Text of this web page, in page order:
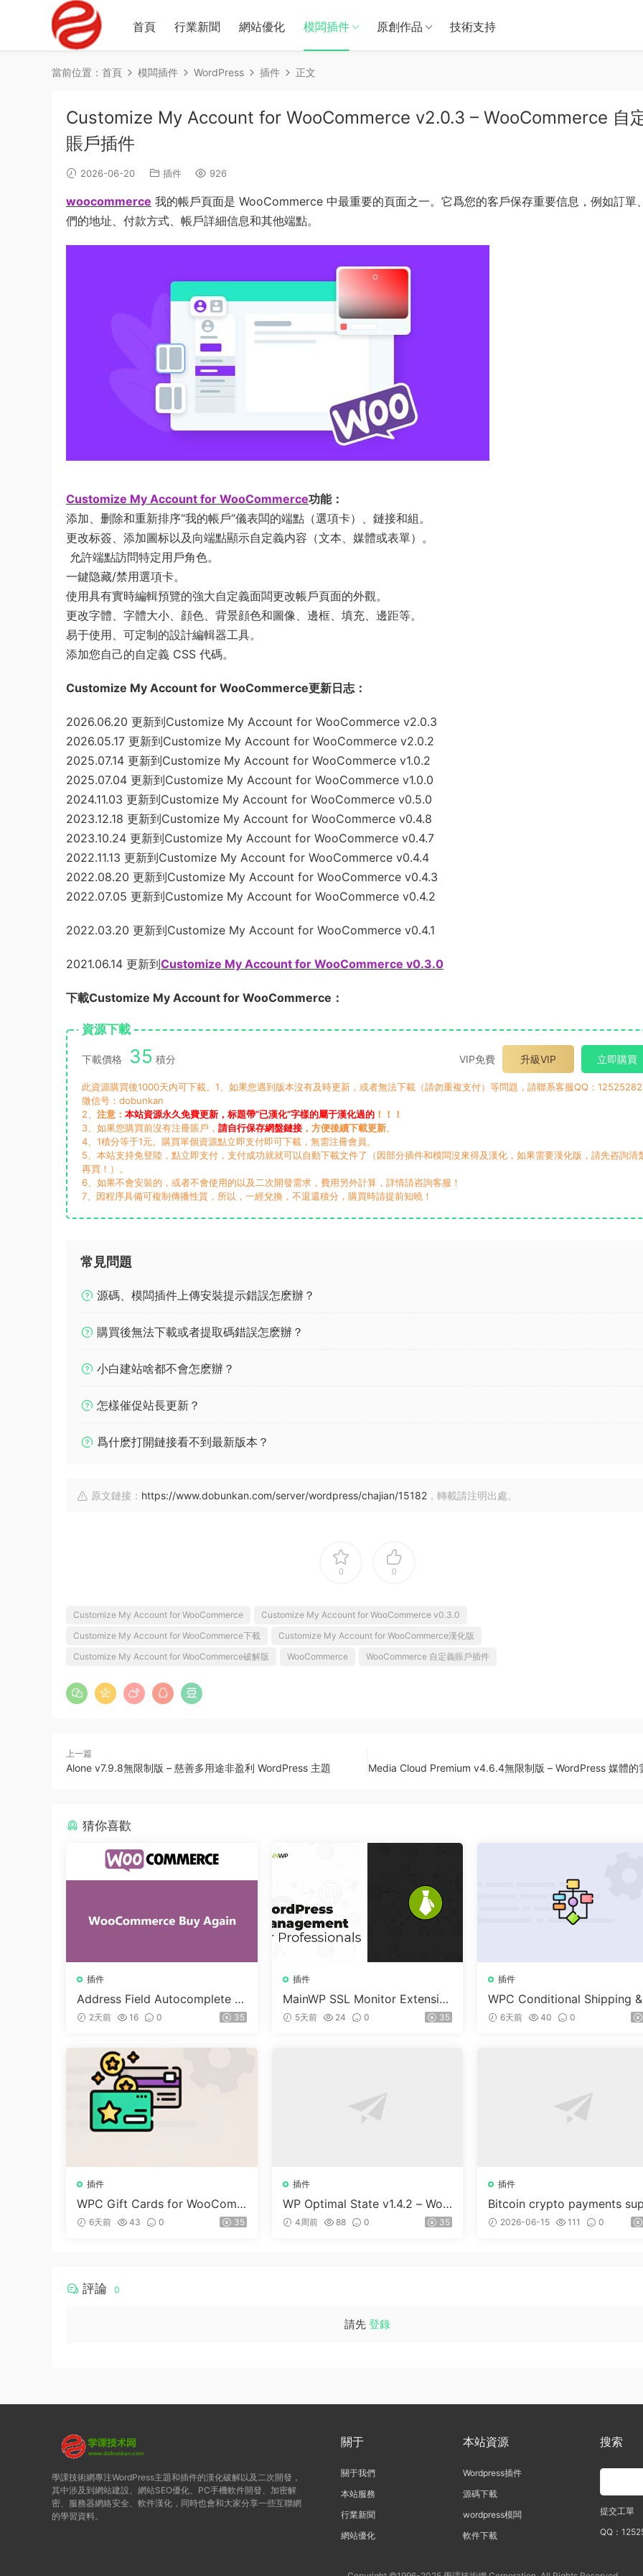
首頁 行業新聞 網站優化 模闆插件 原創作品 技術支持
當前位置： 首頁 模闆插件 WordPress 插件 正文
Customize My Account for WooCommerce v2.0.3 – WooCommerce 自
賬戶插件
2026-06-20 插件 926
woocommerce 我的帳戶頁面是 WooCommerce 中最重要的頁面之一。它爲您的客戶保存重要信息，例如訂單
們的地址、付款方式、帳戶詳細信息和其他端點。
Customize My Account for WooCommerce功能：
添加、删除和重新排序“我的帳戶”儀表闆的端點（選項卡）、鏈接和組。
更改标簽、添加圖标以及向端點顯示自定義内容（文本、媒體或表單）。
允許端點訪問特定用戶角色。
一鍵隐藏/禁用選項卡。
使用具有實時編輯預覽的強大自定義面闆更改帳戶頁面的外觀。
更改字體、字體大小、顔色、背景顔色和圖像、邊框、填充、邊距等。
易于使用、可定制的設計編輯器工具。
添加您自己的自定義 CSS 代碼。
Customize My Account for WooCommerce更新日志：
2026.06.20 更新到Customize My Account for WooCommerce v2.0.3
2026.05.17 更新到Customize My Account for WooCommerce v2.0.2
2025.07.14 更新到Customize My Account for WooCommerce v1.0.2
2025.07.04 更新到Customize My Account for WooCommerce v1.0.0
2024.11.03 更新到Customize My Account for WooCommerce v0.5.0
2023.12.18 更新到Customize My Account for WooCommerce v0.4.8
2023.10.24 更新到Customize My Account for WooCommerce v0.4.7
2022.11.13 更新到Customize My Account for WooCommerce v0.4.4
2022.08.20 更新到Customize My Account for WooCommerce v0.4.3
2022.07.05 更新到Customize My Account for WooCommerce v0.4.2
2022.03.20 更新到Customize My Account for WooCommerce v0.4.1
2021.06.14 更新到Customize My Account for WooCommerce v0.3.0
下載Customize My Account for WooCommerce：
資源下載
下載價格 35 積分 VIP免費 升級VIP 立即購買
此資源購買後1000天内可下載。1、如果您遇到版本沒有及時更新，或者無法下載（請勿重複支付）等問題，請聯系客服QQ：
微信号：dobunkan
2、 注意： 本站資源永久免費更新，标題帶“已漢化”字樣的屬于漢化過的 ！！！
3、如果您購買前沒有注冊賬戶， 請自行保存網盤鏈接 ，方便後續下載更新。
4、1積分等于1元。購買單個資源點立即支付即可下載，無需注冊會員。
5、本站支持免登陸，點立即支付，支付成功就就可以自動下載文件了（因部分插件和模闆沒來得及漢化，如果需要漢化版，請先咨詢清
再買！）。
6、如果不會安裝的，或者不會使用的以及二次開發需求，費用另外計算，詳情請咨詢客服！
7、因程序具備可複制傳播性質，所以，一經兌換，不退還積分，購買時請提前知曉！
常見問題
源碼、模闆插件上傳安裝提示錯誤怎麽辦？
購買後無法下載或者提取碼錯誤怎麽辦？
小白建站啥都不會怎麽辦？
怎樣催促站長更新？
爲什麽打開鏈接看不到最新版本？
原文鏈接： https://www.dobunkan.com/server/wordpress/chajian/15182 ，轉載請注明出處。
0 0
Customize My Account for WooCommerce
Customize My Account for WooCommerce v0.3.0
Customize My Account for WooCommerce下載
Customize My Account for WooCommerce漢化版
Customize My Account for WooCommerce破解版
WooCommerce WooCommerce 自定義賬戶插件
上一篇
Alone v7.9.8無限制版 – 慈善多用途非盈利 WordPress 主題 Media Cloud Premium v4.6.4無限制版 – WordPress 媒體的
猜你喜歡
插件
Address Field Autocomplete F
or WooCommerce v1.3.2
2天前 16 0 35
插件
MainWP SSL Monitor Extensio
n v5.2
5天前 24 0 35
插件
WPC Conditional Shipping
ayments (Premium) v1.0.2
6天前 40 0
插件
WPC Gift Cards for WooCom
merce (Premium) v1.0.2
6天前 43 0 35
插件
WP Optimal State v1.4.2 – Wor
dPress 優化、清理和安全套件
4周前 88 0 35
插件
Bitcoin crypto payments
ort for CryptoPay v1.4.3
2026-06-15 111 0
評論 0
請先 登錄
學課技術網專注WordPress主題和插件的漢化破解以及二次開發，
其中涉及到網站建設、網站SEO優化、PC手機軟件開發、加密解
密、服務器網絡安全、軟件漢化，同時也會和大家分享一些互聯網
的學習資料。
關于
關于我們
本站服務
行業新聞
網站優化
本站資源
Wordpress插件
源碼下載
wordpress模闆
軟件下載
搜索
提交工單
QQ：